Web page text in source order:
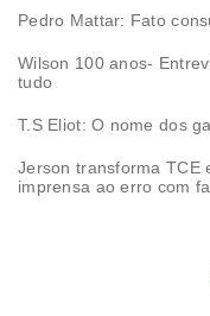
Pedro Mattar: Fato
Wilson 100 anos-
tudo
T.S Eliot: O nome dos
Jerson transforma TCE
imprensa ao erro com